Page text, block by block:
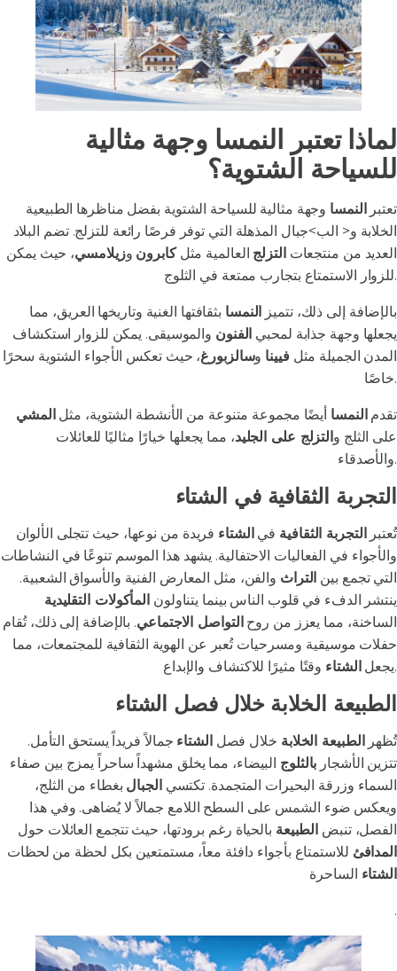
لماذا تعتبر النمسا وجهة مثالية
للسياحة الشتوية؟
تعتبر النمسا وجهة مثالية للسياحة الشتوية بفضل مناظرها الطبيعية
الخلابة و< الب>جبال المذهلة التي توفر فرصًا رائعة للتزلج. تضم البلاد
العديد من منتجعات التزلج العالمية مثلكابرون وزيلامسي، حيث يمكن
للزوار الاستمتاع بتجارب ممتعة في الثلوج.
بالإضافة إلى ذلك، تتميز النمسا بثقافتها الغنية وتاريخها العريق، مما
يجعلها وجهة جذابة لمحبي الفنون والموسيقى. يمكن للزوار استكشاف
المدن الجميلة مثل فيينا وسالزبورغ، حيث تعكس الأجواء الشتوية سحرًا
خاصًا.
تقدم النمسا أيضًا مجموعة متنوعة من الأنشطة الشتوية، مثل المشي
على الثلج والتزلج على الجليد، مما يجعلها خيارًا مثاليًا للعائلات
والأصدقاء.
التجربة الثقافية في الشتاء
تُعتبر التجربة الثقافية في الشتاء فريدة من نوعها، حيث تتجلى الألوان
والأجواء في الفعاليات الاحتفالية. يشهد هذا الموسم تنوعًا في النشاطات
التي تجمع بين التراث والفن، مثل المعارض الفنية والأسواق الشعبية.
ينتشر الدفء في قلوب الناس بينما يتناولون المأكولات التقليدية
الساخنة، مما يعزز من روح التواصل الاجتماعي. بالإضافة إلى ذلك، تُقام
حفلات موسيقية ومسرحيات تُعبر عن الهوية الثقافية للمجتمعات، مما
يجعل الشتاء وقتًا مثيرًا للاكتشاف والإبداع.
الطبيعة الخلابة خلال فصل الشتاء
تُظهر الطبيعة الخلابة خلال فصل الشتاء جمالاً فريداً يستحق التأمل.
تتزين الأشجار بالثلوج البيضاء، مما يخلق مشهداً ساحراً يمزج بين صفاء
السماء وزرقة البحيرات المتجمدة. تكتسي الجبال بغطاء من الثلج،
ويعكس ضوء الشمس على السطح اللامع جمالاً لا يُضاهى. وفي هذا
الفصل، تنبض الطبيعة بالحياة رغم برودتها، حيث تتجمع العائلات حول
المدافئ للاستمتاع بأجواء دافئة معاً، مستمتعين بكل لحظة من لحظات
الشتاء الساحرة
.